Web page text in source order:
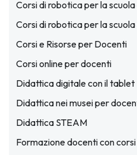
Corsi di robotica per la
Corsi di robotica per la
Corsi e Risorse per Docenti
Corsi online per docenti
Didattica digitale con il tablet
Didattica nei musei per
Didattica STEAM
Formazione docenti con